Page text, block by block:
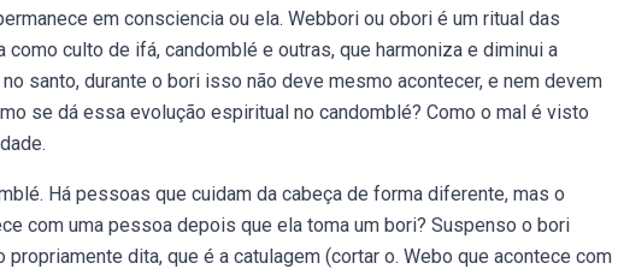
em consciencia ou ela. Webbori ou obori é um ritual das
culto de ifá, candomblé e outras, que harmoniza e diminui a
santo, durante o bori isso não deve mesmo acontecer, e nem devem
se dá essa evolução espiritual no candomblé? Como o mal é visto
Há pessoas que cuidam da cabeça de forma diferente, mas o
com uma pessoa depois que ela toma um bori? Suspenso o bori
dita, que é a catulagem (cortar o. Webo que acontece com